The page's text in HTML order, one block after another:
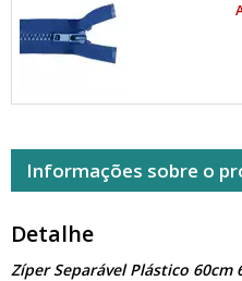
Informações sobre o
Detalhe
Zíper Separável Plástico 60cm